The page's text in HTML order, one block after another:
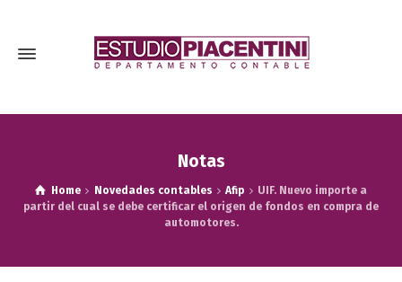
Notas
Home Novedades contables Afip
UIF. Nuevo importe a
partir del cual se debe certificar el origen de fondos en compra de
automotores.